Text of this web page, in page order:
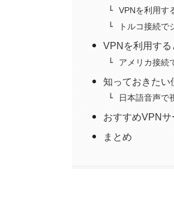
VPNを利用す
トルコ接続で
VPNを利用する
アメリカ接続
知っておきたい
日本語音声で
おすすめVPNサ
まとめ